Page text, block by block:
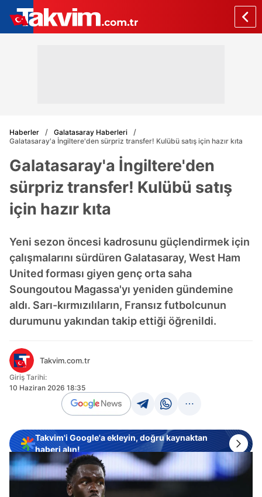
Haberler
Galatasaray Haberleri
Galatasaray'a İngiltere'den sürpriz transfer! Kulübü satış için hazır kıta
Galatasaray'a İngiltere'den
sürpriz transfer! Kulübü satış
için hazır kıta
Yeni sezon öncesi kadrosunu güçlendirmek için
çalışmalarını sürdüren Galatasaray, West Ham
United forması giyen genç orta saha
Soungoutou Magassa'yı yeniden gündemine
aldı. Sarı-kırmızılıların, Fransız futbolcunun
durumunu yakından takip ettiği öğrenildi.
Takvim.com.tr
Giriş Tarihi:
10 Haziran 2026 18:35
Takvim'i Google'a ekleyin, doğru kaynaktan
haberi alın!